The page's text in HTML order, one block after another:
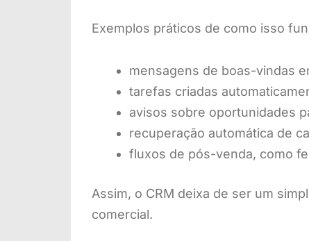
Exemplos práticos de como isso
mensagens de boas-vindas
tarefas criadas
avisos sobre oportunidades
recuperação automática de
fluxos de pós-venda, como
Assim, o CRM deixa de ser um
comercial.